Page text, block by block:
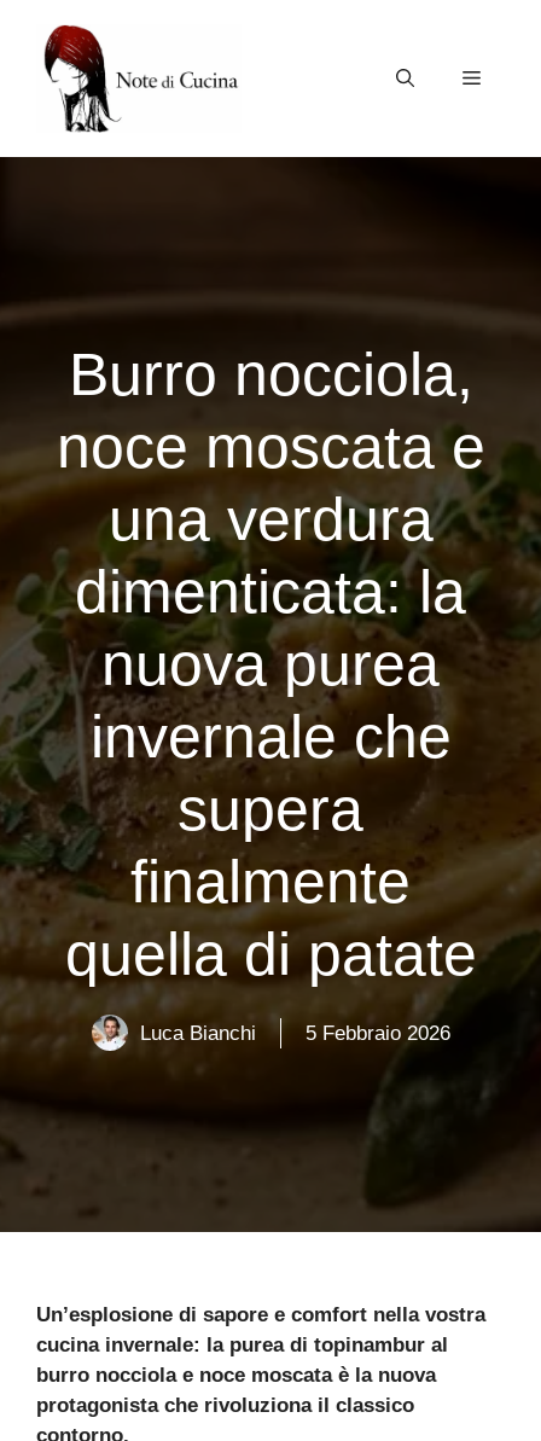
contenuto
Menu
Burro nocciola,
noce moscata e
una verdura
dimenticata: la
nuova purea
invernale che
supera
finalmente
quella di patate
Luca Bianchi 5 Febbraio 2026
Un’esplosione di sapore e comfort nella vostra
cucina invernale: la purea di topinambur al
burro nocciola e noce moscata è la nuova
protagonista che rivoluziona il classico
contorno.